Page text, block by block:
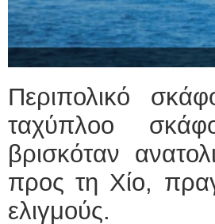
Περιπολικό
ταχύπλοο
βρισκόταν
προς τη Χίο,
ελιγμούς.